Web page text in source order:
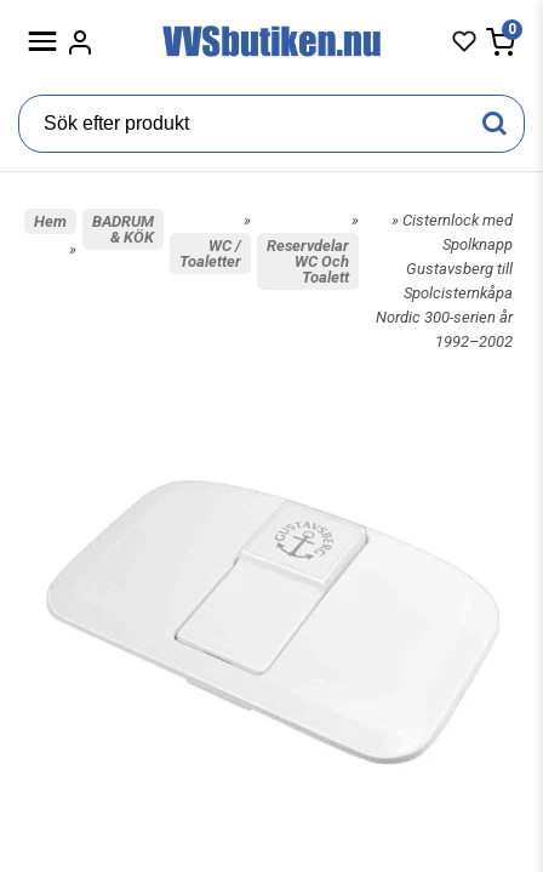
0
Hem
»
BADRUM
& KÖK
»
WC /
Toaletter
»
Reservdelar
WC Och
Toalett
» Cisternlock med
Spolknapp
Gustavsberg till
Spolcisternkåpa
Nordic 300-serien år
1992–2002